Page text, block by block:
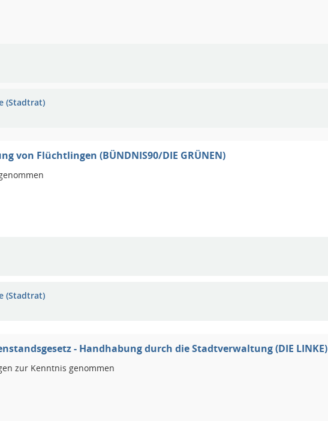
(Stadtrat)
von Flüchtlingen (BÜNDNIS90/DIE GRÜNEN)
(Stadtrat)
- Handhabung durch die Stadtverwaltung (DIE LINKE)
zur Kenntnis genommen